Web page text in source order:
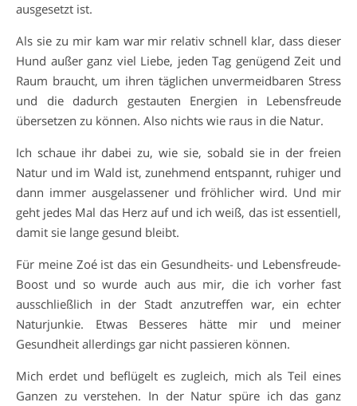
ausgesetzt ist.
Als sie zu mir kam war mir relativ schnell klar, dass dieser
Hund außer ganz viel Liebe, jeden Tag genügend Zeit und
Raum braucht, um ihren täglichen unvermeidbaren Stress
und die dadurch gestauten Energien in Lebensfreude
übersetzen zu können. Also nichts wie raus in die Natur.
Ich schaue ihr dabei zu, wie sie, sobald sie in der freien
Natur und im Wald ist, zunehmend entspannt, ruhiger und
dann immer ausgelassener und fröhlicher wird. Und mir
geht jedes Mal das Herz auf und ich weiß, das ist essentiell,
damit sie lange gesund bleibt.
Für meine Zoé ist das ein Gesundheits- und Lebensfreude-
Boost und so wurde auch aus mir, die ich vorher fast
ausschließlich in der Stadt anzutreffen war, ein echter
Naturjunkie. Etwas Besseres hätte mir und meiner
Gesundheit allerdings gar nicht passieren können.
Mich erdet und beflügelt es zugleich, mich als Teil eines
Ganzen zu verstehen. In der Natur spüre ich das ganz